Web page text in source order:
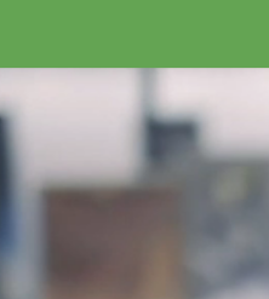
Berlin, Köln
Nicolas
Jan
Miloš